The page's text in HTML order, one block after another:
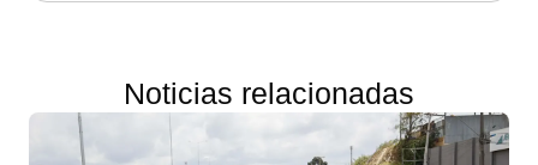
Noticias relacionadas